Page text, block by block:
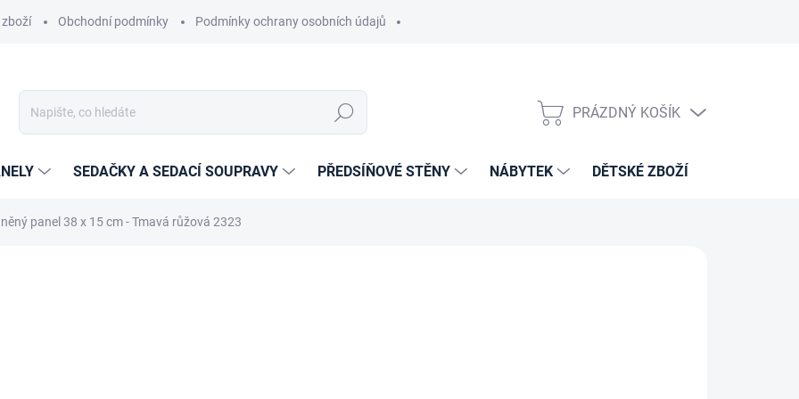
zboží Obchodní podmínky Podmínky ochrany osobních údajů
Hledat
NÁKUPNÍ
PRÁZDNÝ KOŠÍK
SEDAČKY A SEDACÍ SOUPRAVY PŘEDSÍŇOVÉ STĚNY NÁBYTEK DĚTSKÉ ZBOŽÍ
panel 38 x 15 cm - Tmavá růžová 2323